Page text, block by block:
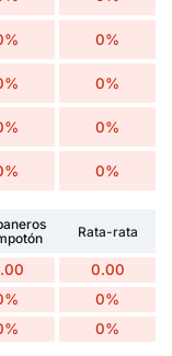
0%
0%
0%
0%
Rata-rata
0.00
0%
0%